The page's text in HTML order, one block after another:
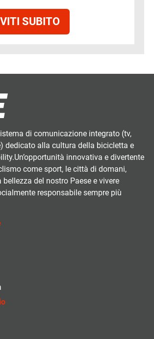
SUBITO
di comunicazione integrato (tv,
dedicato alla cultura della bicicletta e
innovativa e divertente
come sport, le città di domani,
del nostro Paese e vivere
responsabile sempre più